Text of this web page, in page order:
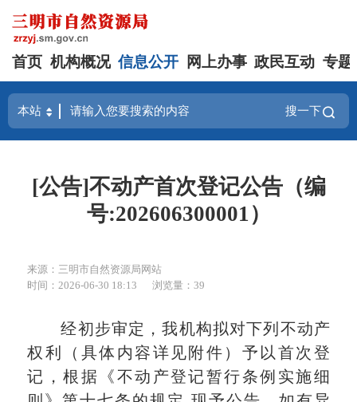
首页 机构概况 信息公开 网上办事 政民互动 专题
搜一下
[公告]不动产首次登记公告（编
号:202606300001）
来源：三明市自然资源局网站
时间：2026-06-30 18:13
浏览量：39
经初步审定，我机构拟对下列不动产
权利（具体内容详见附件）予以首次登
记，根据《不动产登记暂行条例实施细